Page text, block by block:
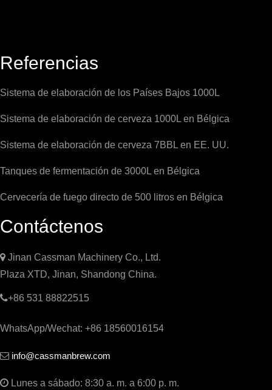
Referencias
Sistema de elaboración de los Países Bajos 1000L
Sistema de elaboración de cerveza 1000L en Bélgica
Sistema de elaboración de cerveza 7BBL en EE. UU.
Tanques de fermentación de 3000L en Bélgica
Cervecería de fuego directo de 500 litros en Bélgica
Contáctenos
 Jinan Cassman Machinery Co., Ltd.
Plaza XTD, Jinan, Shandong China.
+86 531 88822515
WhatsApp/Wechat: +86 18560016154
 info@cassmanbrew.com
 Lunes a sábado: 8:30 a. m. a 6:00 p. m.